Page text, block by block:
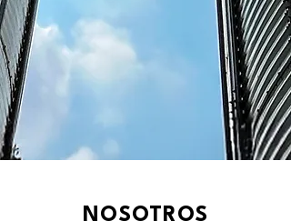
NOSOTROS